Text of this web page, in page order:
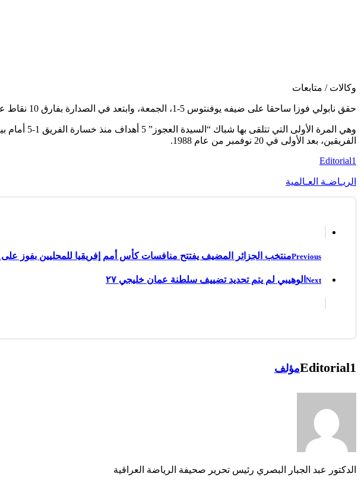
وكالات / متابعات
حقق نابولي فوزا ساحقا على ضيفه يوفنتوس 5-1، الجمعة، وابتعد في الصدارة بفارق 10 نقاط عن أقرب مطارديه، وذلك في افتتاح منافسات المرحلة 18 من الدوري الإيطالي.
الفريقين، بعد الأولى في 20 نوفمبر من عام 1988.
Editorial1
الريـاضـة العـالمية
Previousمنتخب الجزائر المضيف يفتتح منافسات كأس أمم إفريقيا للمحليين بفوز على
Next الوهيبي لم يتم تحديد تضييف سلطنة عمان خليجي ٢٧
Editorial1مؤلف
الدكتور عبد الجبار البصري رئيس تحرير صحيفة الرياضة العراقية